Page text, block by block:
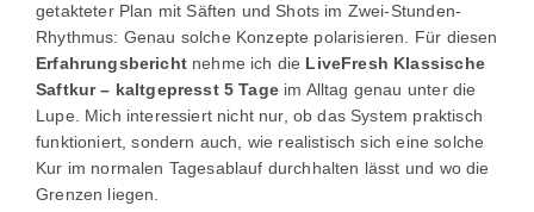
getakteter Plan mit Säften und Shots im Zwei-Stunden-
Rhythmus: Genau solche Konzepte polarisieren. Für diesen
Erfahrungsberichtnehme ich die LiveFresh Klassische
Saftkur – kaltgepresst 5 Tageim Alltag genau unter die
Lupe. Mich interessiert nicht nur, ob das System praktisch
funktioniert, sondern auch, wie realistisch sich eine solche
Kur im normalen Tagesablauf durchhalten lässt und wo die
Grenzen liegen.